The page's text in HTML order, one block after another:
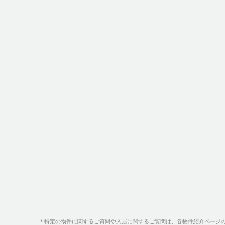
＊特定の物件に関するご質問や入居に関するご質問は、各物件紹介ページ